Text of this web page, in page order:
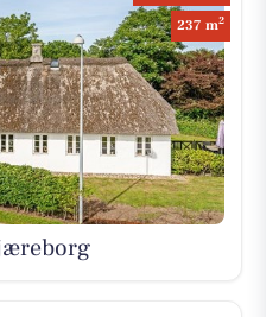
237 m2